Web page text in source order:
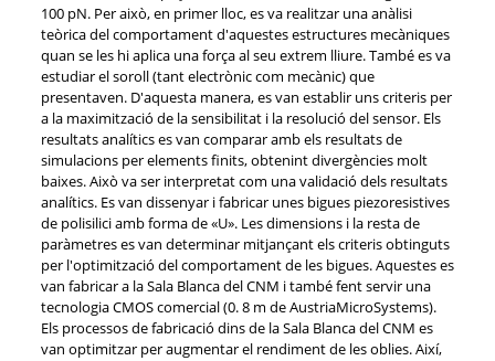
100 pN. Per això, en primer lloc, es va realitzar una anàlisi
teòrica del comportament d'aquestes estructures mecàniques
quan se les hi aplica una força al seu extrem lliure. També es va
estudiar el soroll (tant electrònic com mecànic) que
presentaven. D'aquesta manera, es van establir uns criteris per
a la maximització de la sensibilitat i la resolució del sensor. Els
resultats analítics es van comparar amb els resultats de
simulacions per elements finits, obtenint divergències molt
baixes. Això va ser interpretat com una validació dels resultats
analítics. Es van dissenyar i fabricar unes bigues piezoresistives
de polisilici amb forma de «U». Les dimensions i la resta de
paràmetres es van determinar mitjançant els criteris obtinguts
per l'optimització del comportament de les bigues. Aquestes es
van fabricar a la Sala Blanca del CNM i també fent servir una
tecnologia CMOS comercial (0. 8 m de AustriaMicroSystems).
Els processos de fabricació dins de la Sala Blanca del CNM es
van optimitzar per augmentar el rendiment de les oblies. Així,